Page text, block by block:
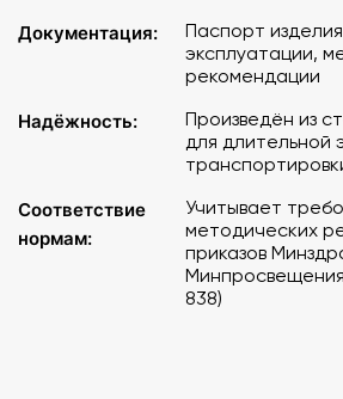
Практические занятия без риска для
здоровья обучающихся благодаря
безопасности при разработке
Современный и привлекательный
повышающий интерес к занятиям и
лучшему усвоению материала,
течение длительного времени
использованию практичного
Собственное производство полного
применением отечественных
Соответствует Федеральному
Документация:
Паспорт
эксплуатации,
рекомендации
Надёжность:
Произведён из
для длительной
Соответствие
нормам:
Учитывает
методических
приказов
838)